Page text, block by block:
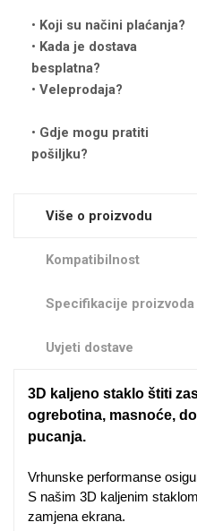
Koji su načini plaćanja?
Kada je dostava
besplatna?
Veleprodaja?
Gdje mogu pratiti
pošiljku?
Više o proizvodu
Kompatibilnost
Specifikacije proizvoda
Uvjeti dostave
3D kaljeno staklo štiti
ogrebotina, masnoće,
pucanja.
Vrhunske performanse
S našim 3D kaljenim
zamjena ekrana.
Zodiac
Za njega